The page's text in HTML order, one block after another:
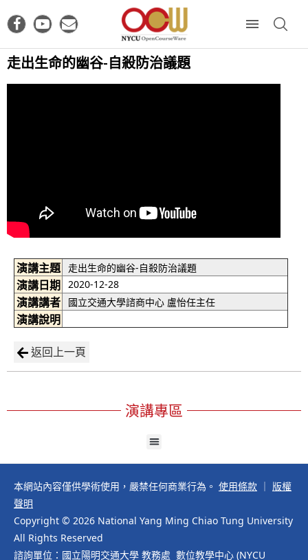
走出生命的幽谷-自殺防治議題
演講主題 走出生命的幽谷-自殺防治議題
演講日期 2020-12-28
演講講者 國立交通大學諮商中心 盧怡任主任
演講說明
返回上一頁
演講專區
本網站內容僅供學術使用，嚴禁任何商業行為。 使用條款
版權
聲明
Copyright © 2026 National Yang Ming Chiao Tung University
All Rights Reserved
諮詢單位：國立陽明交通大學 教務處 數位教學中心 (NYCU